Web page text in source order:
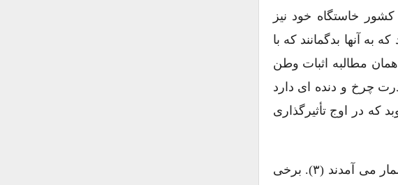
خاستگاه خود نیز
آنها بدگمانند که با
مطالبه اثبات وطن
چرخ و دنده ای دارد
که در اوج تأثیرگذاری
در آغاز قرن بیستم، آلمانی تباران، با جمعیتی هشت میلیونی، یک تن از ده شهروند آمریکائی به شمار می آمدند (۳). برخی